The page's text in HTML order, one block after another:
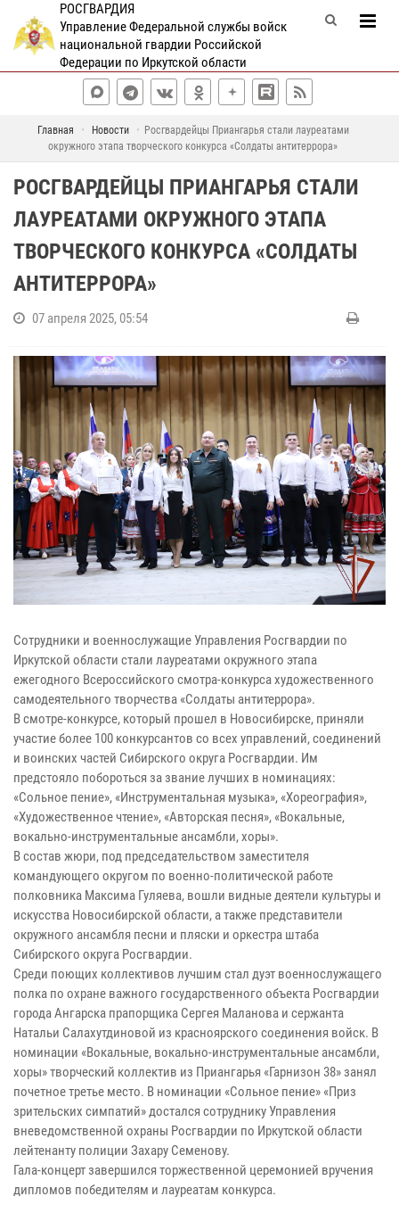
РОСГВАРДИЯ
Управление Федеральной службы войск
национальной гвардии Российской
Федерации по Иркутской области
Главная Новости
Росгвардейцы Приангарья стали лауреатами
окружного этапа творческого конкурса «Солдаты антитеррора»
РОСГВАРДЕЙЦЫ ПРИАНГАРЬЯ СТАЛИ
ЛАУРЕАТАМИ ОКРУЖНОГО ЭТАПА
ТВОРЧЕСКОГО КОНКУРСА «СОЛДАТЫ
АНТИТЕРРОРА»
07 апреля 2025, 05:54
Сотрудники и военнослужащие Управления Росгвардии по
Иркутской области стали лауреатами окружного этапа
ежегодного Всероссийского смотра-конкурса художественного
самодеятельного творчества «Солдаты антитеррора».
В смотре-конкурсе, который прошел в Новосибирске, приняли
участие более 100 конкурсантов со всех управлений, соединений
и воинских частей Сибирского округа Росгвардии. Им
предстояло побороться за звание лучших в номинациях:
«Сольное пение», «Инструментальная музыка», «Хореография»,
«Художественное чтение», «Авторская песня», «Вокальные,
вокально-инструментальные ансамбли, хоры».
В состав жюри, под председательством заместителя
командующего округом по военно-политической работе
полковника Максима Гуляева, вошли видные деятели культуры и
искусства Новосибирской области, а также представители
окружного ансамбля песни и пляски и оркестра штаба
Сибирского округа Росгвардии.
Среди поющих коллективов лучшим стал дуэт военнослужащего
полка по охране важного государственного объекта Росгвардии
города Ангарска прапорщика Сергея Маланова и сержанта
Натальи Салахутдиновой из красноярского соединения войск. В
номинации «Вокальные, вокально-инструментальные ансамбли,
хоры» творческий коллектив из Приангарья «Гарнизон 38» занял
почетное третье место. В номинации «Сольное пение» «Приз
зрительских симпатий» достался сотруднику Управления
вневедомственной охраны Росгвардии по Иркутской области
лейтенанту полиции Захару Семенову.
Гала-концерт завершился торжественной церемонией вручения
дипломов победителям и лауреатам конкурса.